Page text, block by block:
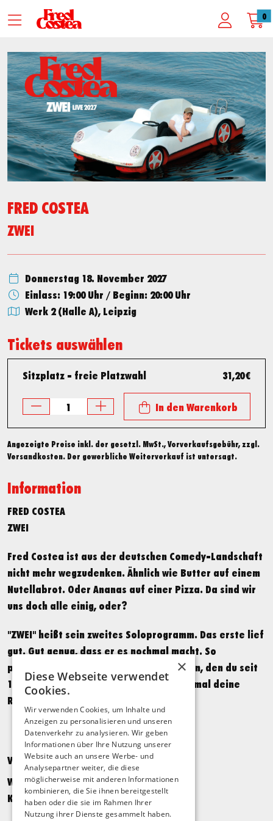
Zum Hauptinhalt springen 0
Startseite
FRED COSTEA
FRED COSTEA
ZWEI
Donnerstag 18. November 2027
Einlass: 19:00 Uhr / Beginn: 20:00 Uhr
Werk 2 (Halle A), Leipzig
Tickets auswählen
Sitzplatz - freie Platzwahl 31,20 €
In den Warenkorb
Angezeigte Preise inkl. der gesetzl. MwSt., Vorverkaufsgebühr, zzgl.
Versandkosten. Der gewerbliche Weiterverkauf ist untersagt.
Information
FRED COSTEA
ZWEI
Fred Costea ist aus der deutschen Comedy-Landschaft
nicht mehr wegzudenken. Ähnlich wie Butter auf einem
Nutellabrot. Oder Ananas auf einer Pizza. Da sind wir
uns doch alle einig, oder?
"ZWEI" heißt sein zweites Soloprogramm. Das erste lief
gut. Gut genug, dass er es nochmal macht. So
persönlich wie der Jamba-Freizeichenton, den du seit
16 Jahren unwissentlich bezahlst. Check mal deine
Rechnungen.
Veranstaltungsort
Werk 2 (Halle A)
Kochstraße 132, 04277 Leipzig
×
Diese Webseite verwendet
Cookies.
Wir verwenden Cookies, um Inhalte und
Anzeigen zu personalisieren und unseren
Datenverkehr zu analysieren. Wir geben
Informationen über Ihre Nutzung unserer
Website auch an unsere Werbe- und
Analysepartner weiter, die diese
möglicherweise mit anderen Informationen
kombinieren, die Sie ihnen bereitgestellt
haben oder die sie im Rahmen Ihrer
Nutzung ihrer Dienste gesammelt haben.